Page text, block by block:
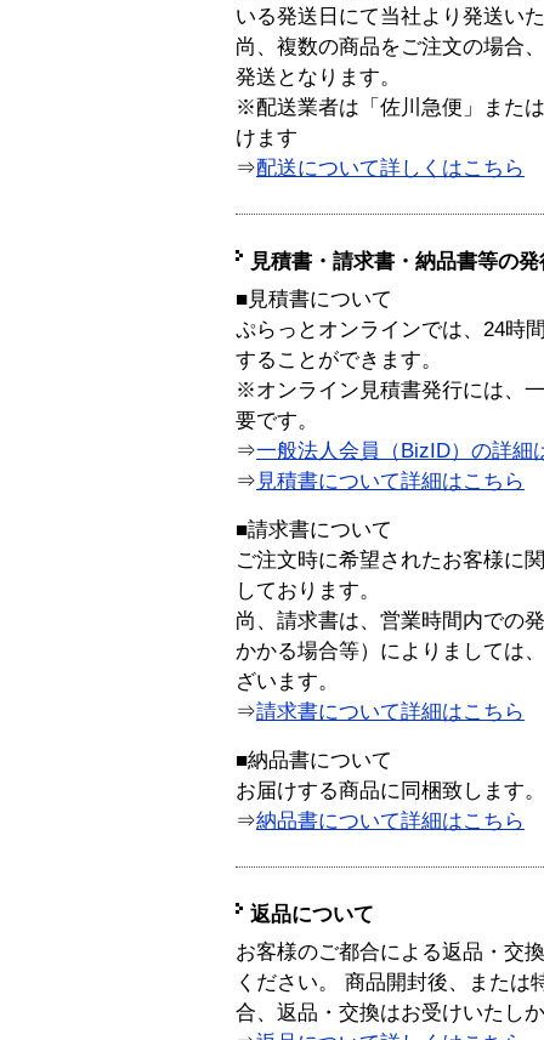
いる発送日にて当社より発送い
尚、複数の商品をご注文の場合
発送となります。
※配送業者は「佐川急便」また
けます
⇒配送について詳しくはこちら
見積書・請求書・納品書等の
■見積書について
ぷらっとオンラインでは、24時
することができます。
※オンライン見積書発行には、
要です。
⇒一般法人会員（BizID）の詳細
⇒ 見積書について詳細はこちら
■請求書について
ご注文時に希望されたお客様に
しております。
尚、請求書は、営業時間内での
かかる場合等）によりましては
ざいます。
⇒請求書について詳細はこちら
■納品書について
お届けする商品に同梱致します。
⇒納品書について詳細はこちら
返品について
お客様のご都合による返品・交
ください。 商品開封後、または
合、返品・交換はお受けいたし